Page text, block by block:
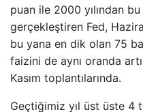
puan ile 2000 yılından bu
gerçekleştiren Fed,
bu yana en dik olan 75
faizini de aynı oranda
Kasım toplantılarında.
Geçtiğimiz yıl üst üste 4